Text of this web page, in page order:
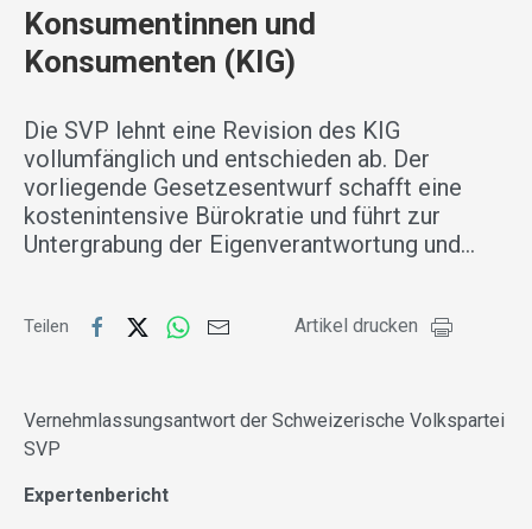
Konsumentinnen und
Konsumenten (KIG)
Die SVP lehnt eine Revision des KIG
vollumfänglich und entschieden ab. Der
vorliegende Gesetzesentwurf schafft eine
kostenintensive Bürokratie und führt zur
Untergrabung der Eigenverantwortung und…
Teilen Artikel drucken
Vernehmlassungsantwort der Schweizerische Volkspartei
SVP
Expertenbericht